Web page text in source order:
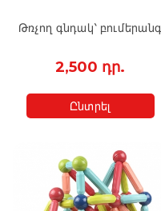
Թռչող գնդակ՝ բումերանգ
2,500 դր.
Ընտրել